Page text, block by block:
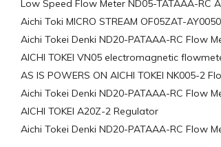
Low Speed Flow Meter ND05-TATAAA-RC
Aichi Toki MICRO STREAM OF05ZAT-
Aichi Tokei Denki ND20-PATAAA-RC Flow
AICHI TOKEI VN05 electromagnetic
AS IS POWERS ON AICHI TOKEI NK005-2
Aichi Tokei Denki ND20-PATAAA-RC Flow
AICHI TOKEI A20Z-2 Regulator
Aichi Tokei Denki ND20-PATAAA-RC Flow